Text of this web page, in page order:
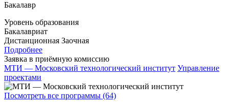
Бакалавр
Уровень образования
Бакалавриат
Дистанционная Заочная
Подробнее
Заявка в приёмную комиссию
МТИ — Московский технологический институт Управление
проектами
Посмотреть все программы (64)